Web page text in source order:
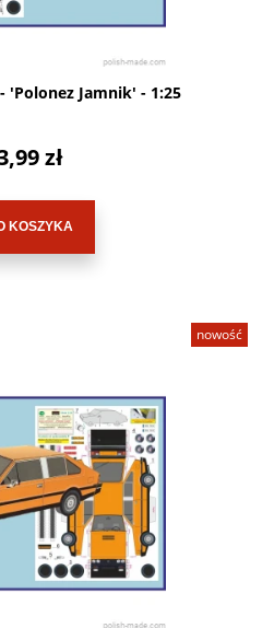
'Polonez Jamnik' - 1:25
zł
KOSZYKA
nowość